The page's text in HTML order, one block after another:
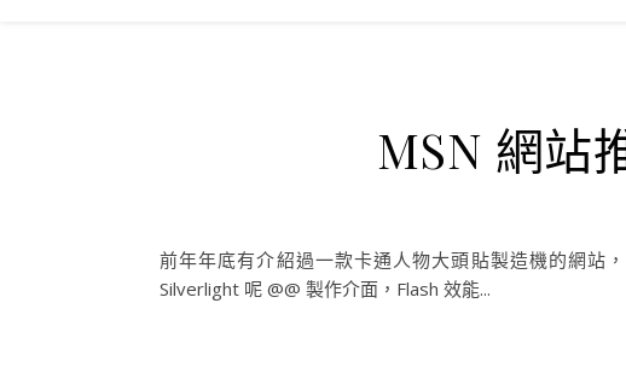
MSN 網站
前年年底有介紹過一款卡通人物大頭貼製造機的網站
Silverlight 呢 @@ 製作介面，Flash 效能...